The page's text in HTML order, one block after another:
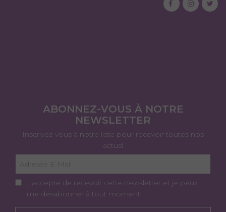
ABONNEZ-VOUS À NOTRE
NEWSLETTER
Inscrivez-vous à notre liste pour recevoir toutes nos
actus!
J’accepte de recevoir cette newsletter et je peux
me désabonner à tout moment.